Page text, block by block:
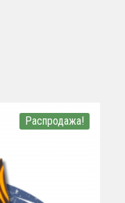
Распродажа!